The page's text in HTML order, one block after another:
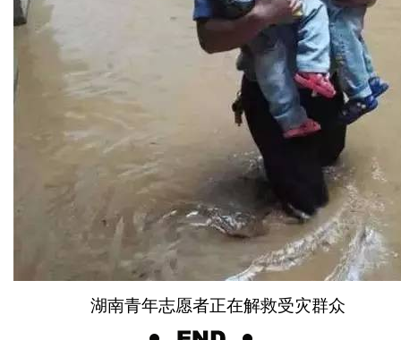
湖南青年志愿者正在解救受灾群众